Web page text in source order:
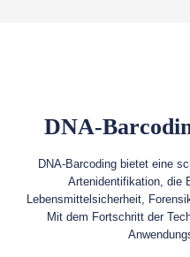
DNA-
DNA-Barcoding bietet eine
Artenidentifikation, die
Lebensmittelsicherheit,
Mit dem Fortschritt der